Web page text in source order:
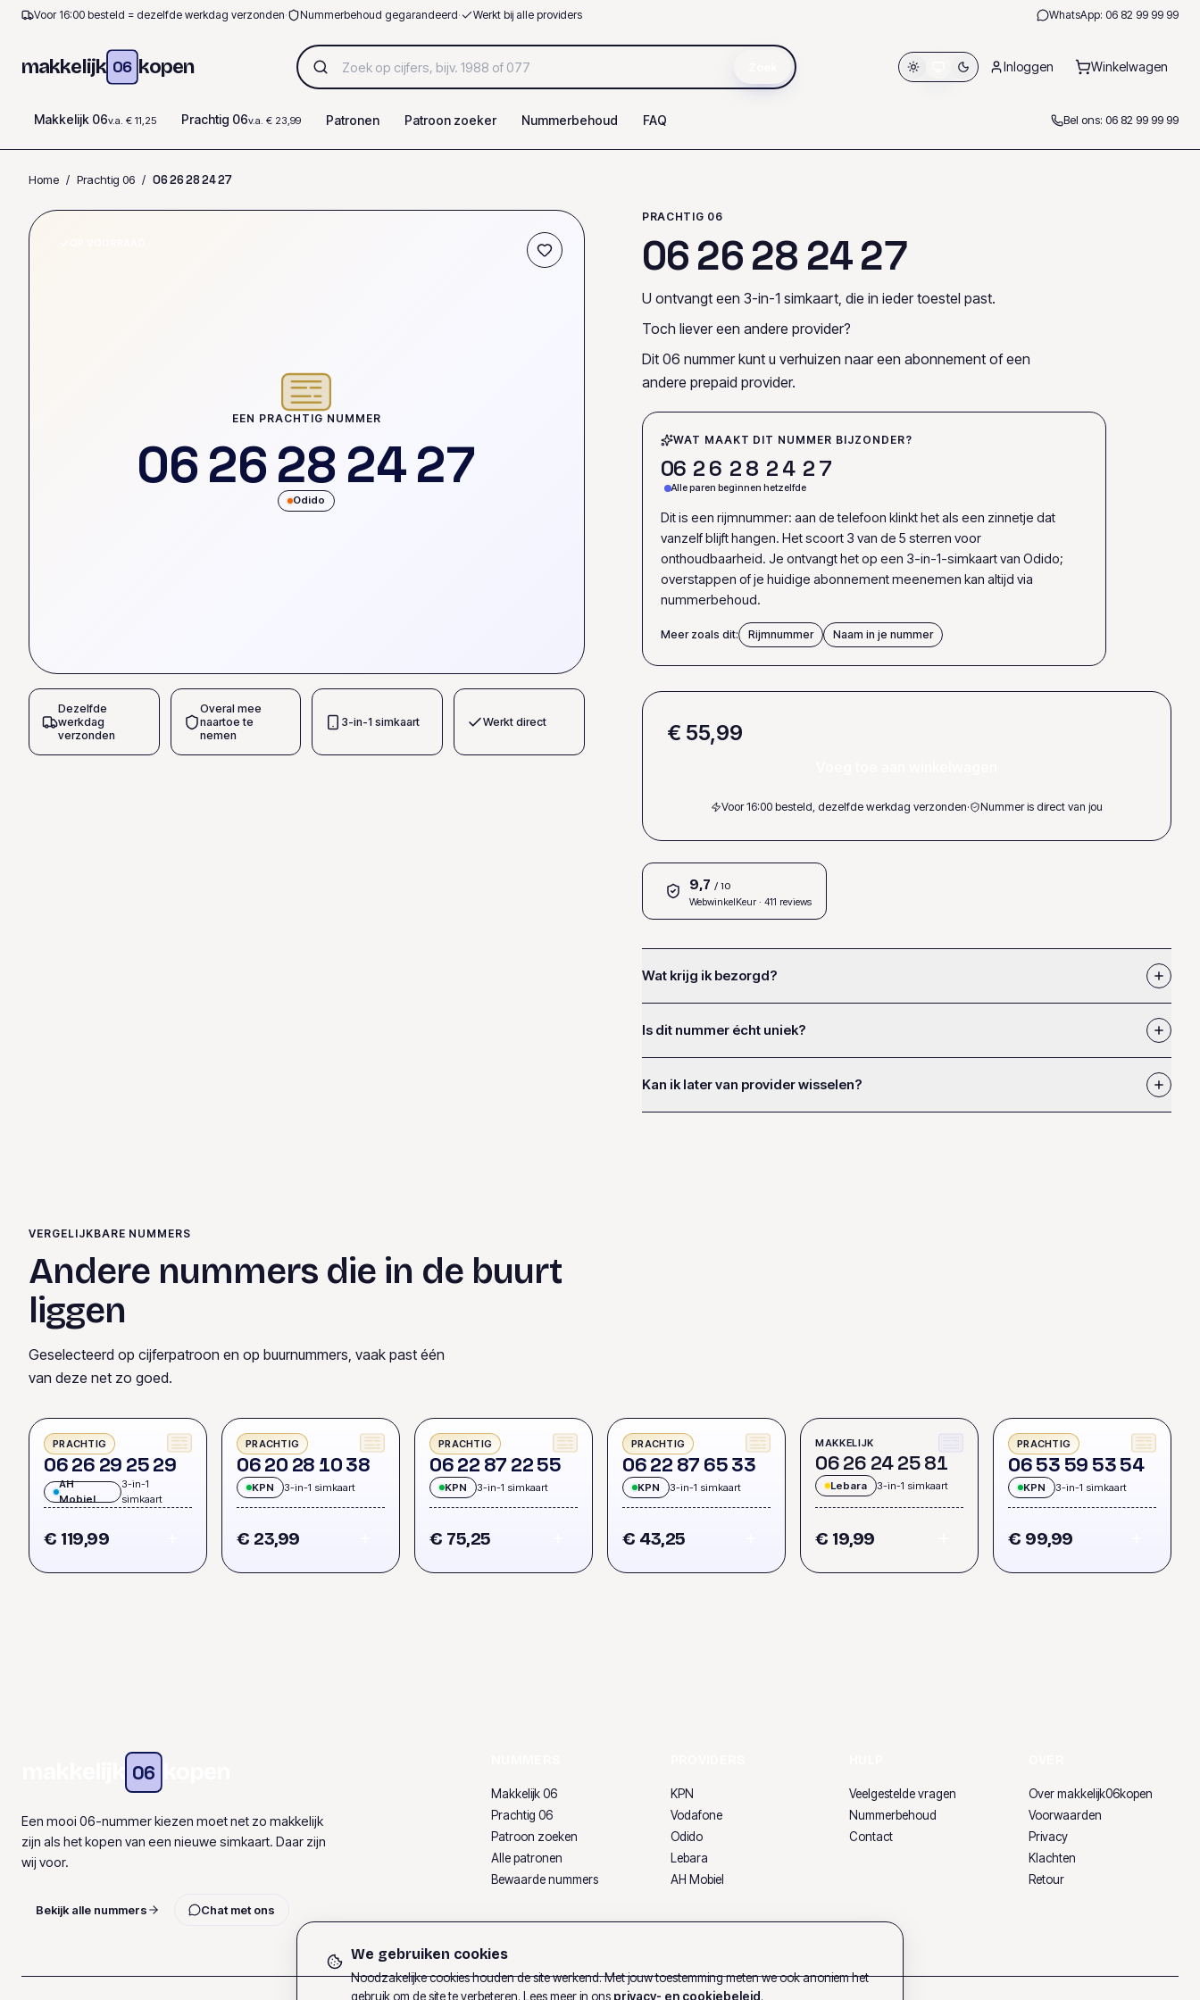
Voor 16:00 besteld = dezelfde werkdag verzonden· Nummerbehoud gegarandeerd· Werkt bij alle providers WhatsApp: 06 82 99 99 99
makkelijk 06 kopen Inloggen Winkelwagen
Makkelijk 06v.a. € 11,25 Prachtig 06v.a. € 23,99 Patronen Patroon zoeker Nummerbehoud FAQ Bel ons: 06 82 99 99 99
Home / Prachtig 06 / 0626282427
EEN PRACHTIG NUMMER
062628 2427
Odido
Dezelfde
werkdag
verzonden
Overal mee
naartoe te
nemen
3-in-1 simkaart Werkt direct
PRACHTIG 06
062628 2427
U ontvangt een 3-in-1 simkaart, die in ieder toestel past.
Toch liever een andere provider?
Dit 06 nummer kunt u verhuizen naar een abonnement of een
andere prepaid provider.
WAT MAAKT DIT NUMMER BIJZONDER?
06 26 28 24 27
Alle paren beginnen hetzelfde
Dit is een rijmnummer: aan de telefoon klinkt het als een zinnetje dat
vanzelf blijft hangen. Het scoort 3 van de 5 sterren voor
onthoudbaarheid. Je ontvangt het op een 3-in-1-simkaart van Odido;
overstappen of je huidige abonnement meenemen kan altijd via
nummerbehoud.
Meer zoals dit: Rijmnummer Naam in je nummer
€ 55,99
Voor 16:00 besteld, dezelfde werkdag verzonden· Nummer is direct van jou
9,7 / 10
WebwinkelKeur· 411 reviews
Wat krijg ik bezorgd?
Is dit nummer écht uniek?
Kan ik later van provider wisselen?
VERGELIJKBARE NUMMERS
Andere nummers die in de buurt
liggen
Geselecteerd op cijferpatroon en op buurnummers, vaak past één
van deze net zo goed.
PRACHTIG
0626 29 2529
AH
Mobiel
3-in-1
simkaart
€ 119,99
PRACHTIG
0620 28 1038
KPN 3-in-1 simkaart
€ 23,99
PRACHTIG
0622 87 2255
KPN 3-in-1 simkaart
€ 75,25
PRACHTIG
0622 87 6533
KPN 3-in-1 simkaart
€ 43,25
MAKKELIJK
0626 242581
Lebara 3-in-1 simkaart
€ 19,99
PRACHTIG
0653 59 5354
KPN 3-in-1 simkaart
€ 99,99
06
Een mooi 06-nummer kiezen moet net zo makkelijk
zijn als het kopen van een nieuwe simkaart. Daar zijn
wij voor.
Bekijk alle nummers Chat met ons
Makkelijk 06
Prachtig 06
Patroon zoeken
Alle patronen
Bewaarde nummers
KPN
Vodafone
Odido
Lebara
AH Mobiel
Veelgestelde vragen
Nummerbehoud
Contact
Over makkelijk06kopen
Voorwaarden
Privacy
Klachten
Retour
We gebruiken cookies
Noodzakelijke cookies houden de site werkend. Met jouw toestemming meten we ook anoniem het
gebruik om de site te verbeteren. Lees meer in ons privacy- en cookiebeleid.